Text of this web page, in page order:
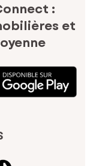
:
et